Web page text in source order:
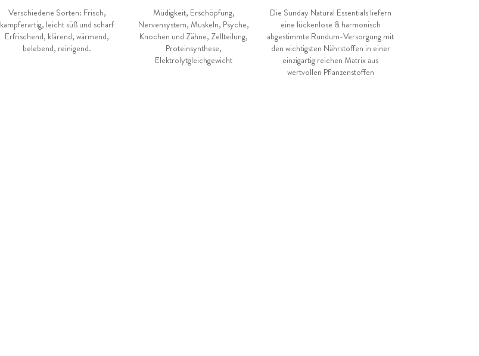
Verschiedene Sorten: Frisch,
kampferartig, leicht süß und scharf
Erfrischend, klärend, wärmend,
belebend, reinigend.
Müdigkeit, Erschöpfung,
Nervensystem, Muskeln, Psyche,
Knochen und Zähne, Zellteilung,
Proteinsynthese,
Elektrolytgleichgewicht
Die Sunday Natural Essentials liefern
eine lückenlose & harmonisch
abgestimmte Rundum-Versorgung mit
den wichtigsten Nährstoffen in einer
einzigartig reichen Matrix aus
wertvollen Pflanzenstoffen